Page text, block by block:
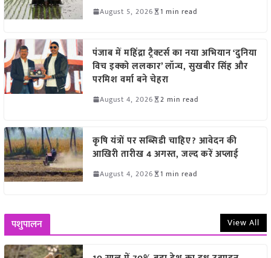
August 5, 2026 1 min read
पंजाब में महिंद्रा ट्रैक्टर्स का नया अभियान ‘दुनिया
विच इक्को ललकार’ लॉन्च, सुखबीर सिंह और
परमिश वर्मा बने चेहरा
August 4, 2026 2 min read
कृषि यंत्रों पर सब्सिडी चाहिए? आवेदन की
आखिरी तारीख 4 अगस्त, जल्द करें अप्लाई
August 4, 2026 1 min read
पशुपालन View All